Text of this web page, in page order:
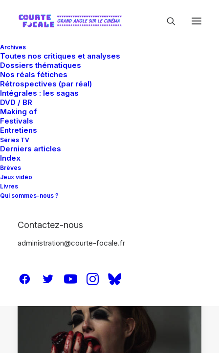
Archives
Toutes nos critiques et analyses
Dossiers thématiques
Nos réals fétiches
Rétrospectives (par réal)
Intégrales : les sagas
DVD / BR
Making of
Festivals
Entretiens
Séries TV
Derniers articles
Index
Brèves
Jeux vidéo
Livres
Qui sommes-nous ?
Contactez-nous
administration@courte-focale.fr